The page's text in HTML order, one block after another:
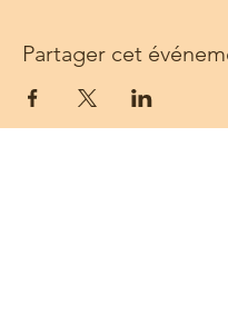
Partager cet